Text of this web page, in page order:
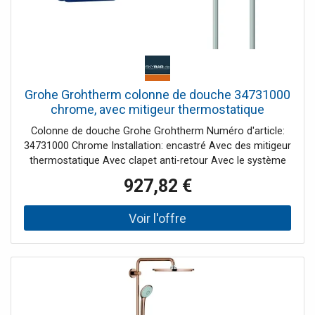
Grohe Grohtherm colonne de douche 34731000
chrome, avec mitigeur thermostatique
encastré, bras de douche 422mm
Colonne de douche Grohe Grohtherm Numéro d'article:
34731000 Chrome Installation: encastré Avec des mitigeur
thermostatique Avec clapet anti-retour Avec le système
Mitigeur thermostatique Grohtherm (24076) GROHE
Rapido SmartBox (35600) Tête douche Rainshower
Cosmopolitan 310 (27 477) Bras de douche Rainshower
(26146) Douchette Sena (28034) Support de douche
Rainshower (27 057) Flexible de douche Silverflex (28362)
Tête douche: Diamètre: 310 mm Tête douche avec rotule,
angle de rotation: 20 ° dans chaque direction Projecture
du bras de douche: 422 mm 1 type de jet: Pluie Avec
927,82 €